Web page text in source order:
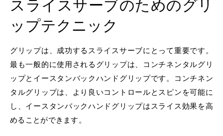
スライスサーブのためのグリ
ップテクニック
グリップは、成功するスライスサーブにとって重要です。
最も一般的に使用されるグリップは、コンチネンタルグリ
ップとイースタンバックハンドグリップです。コンチネン
タルグリップは、より良いコントロールとスピンを可能に
し、イースタンバックハンドグリップはスライス効果を高
めることができます。